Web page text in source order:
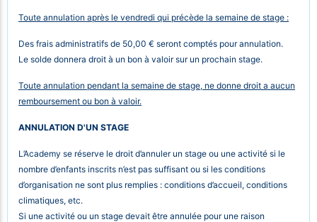
Toute annulation après le vendredi qui précède la semaine de stage :
Des frais administratifs de 50,00 € seront comptés pour annulation.
Le solde donnera droit à un bon à valoir sur un prochain stage.
Toute annulation pendant la semaine de stage, ne donne droit a aucun
remboursement ou bon à valoir.
ANNULATION D'UN STAGE
L’Academy se réserve le droit d’annuler un stage ou une activité si le
nombre d’enfants inscrits n’est pas suffisant ou si les conditions
d’organisation ne sont plus remplies : conditions d’accueil, conditions
climatiques, etc.
Si une activité ou un stage devait être annulée pour une raison